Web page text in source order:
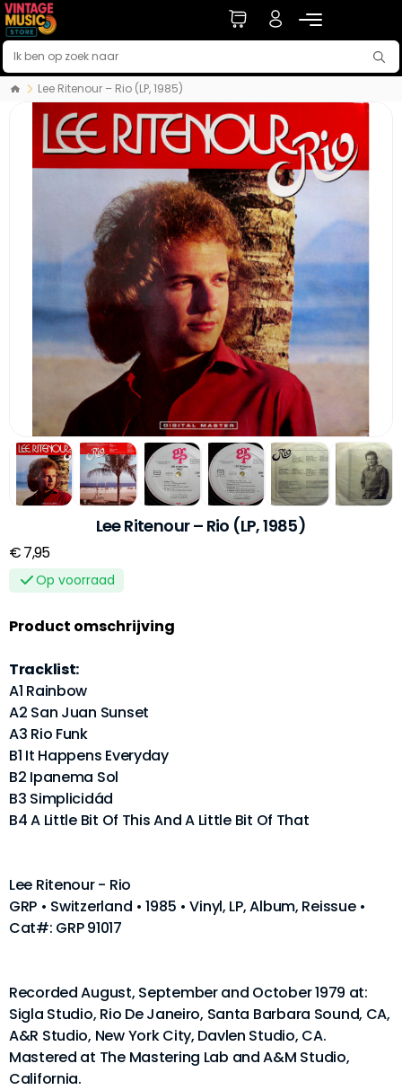
Lee Ritenour – Rio (LP, 1985)
Lee Ritenour – Rio (LP, 1985)
€ 7,95
Op voorraad
Product omschrijving
Tracklist:
A1 Rainbow
A2 San Juan Sunset
A3 Rio Funk
B1 It Happens Everyday
B2 Ipanema Sol
B3 Simplicidád
B4 A Little Bit Of This And A Little Bit Of That
Lee Ritenour - Rio
GRP • Switzerland • 1985 • Vinyl, LP, Album, Reissue •
Cat#: GRP 91017
Recorded August, September and October 1979 at:
Sigla Studio, Rio De Janeiro, Santa Barbara Sound, CA,
A&R Studio, New York City, Davlen Studio, CA.
Mastered at The Mastering Lab and A&M Studio,
California.